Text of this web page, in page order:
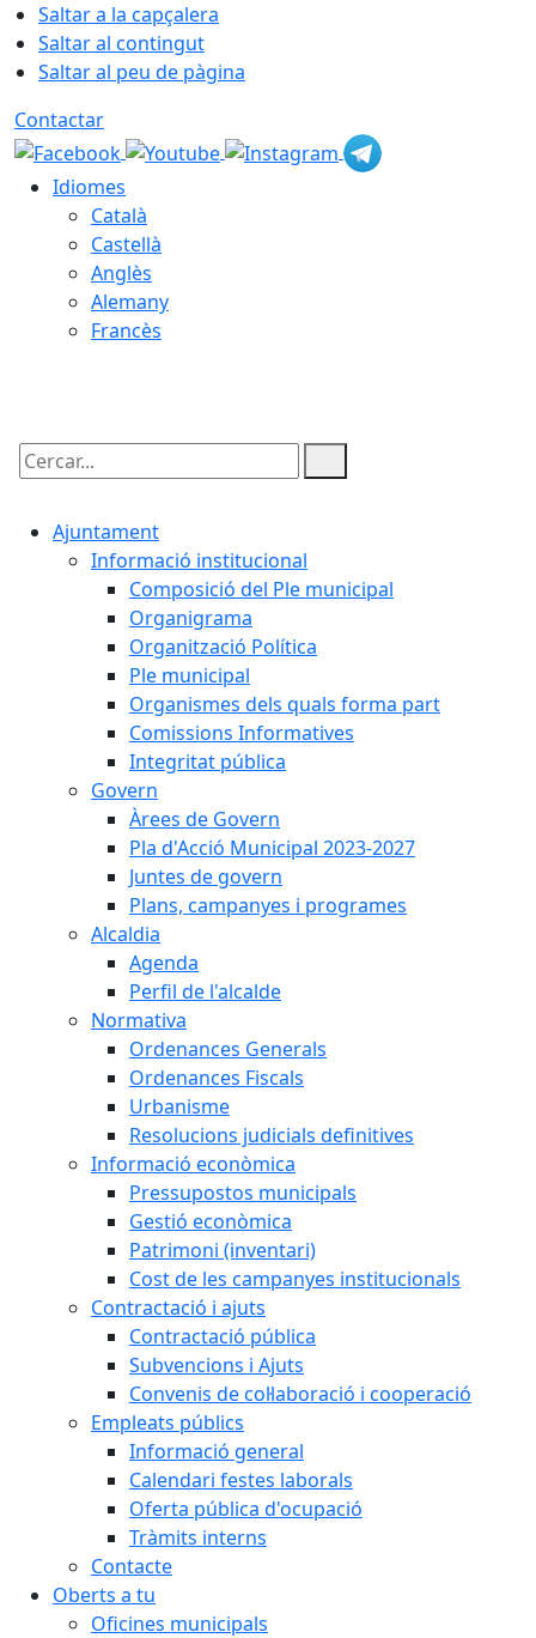
Saltar a la capçalera
Saltar al contingut
Saltar al peu de pàgina
Contactar
Idiomes
Català
Castellà
Anglès
Alemany
Francès
Cercar:
Ajuntament
Informació institucional
Composició del Ple municipal
Organigrama
Organització Política
Ple municipal
Organismes dels quals forma part
Comissions Informatives
Integritat pública
Govern
Àrees de Govern
Pla d'Acció Municipal 2023-2027
Juntes de govern
Plans, campanyes i programes
Alcaldia
Agenda
Perfil de l'alcalde
Normativa
Ordenances Generals
Ordenances Fiscals
Urbanisme
Resolucions judicials definitives
Informació econòmica
Pressupostos municipals
Gestió econòmica
Patrimoni (inventari)
Cost de les campanyes institucionals
Contractació i ajuts
Contractació pública
Subvencions i Ajuts
Convenis de col·laboració i cooperació
Empleats públics
Informació general
Calendari festes laborals
Oferta pública d'ocupació
Tràmits interns
Contacte
Oberts a tu
Oficines municipals